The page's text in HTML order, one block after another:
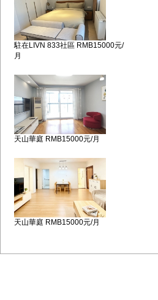
駐在LIVN 833社區 RMB15000元/
月
天山華庭 RMB15000元/月
天山華庭 RMB15000元/月